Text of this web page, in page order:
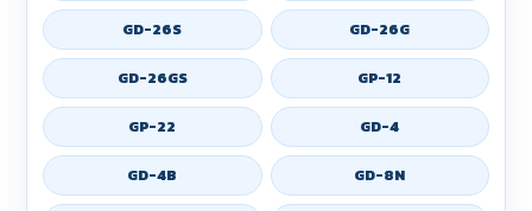
GD-26S GD-26G
GD-26GS GP-12
GP-22 GD-4
GD-4B GD-8N